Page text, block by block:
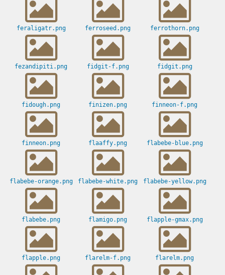
feraligatr.png ferroseed.png ferrothorn.png
fezandipiti.png fidgit-f.png fidgit.png
fidough.png finizen.png finneon-f.png
finneon.png flaaffy.png flabebe-blue.png
flabebe-orange.png flabebe-white.png flabebe-yellow.png
flabebe.png flamigo.png flapple-gmax.png
flapple.png flarelm-f.png flarelm.png